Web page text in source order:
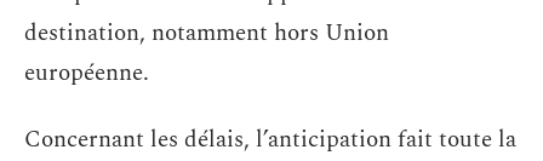
destination, notamment hors Union
européenne.
Concernant les délais, l’anticipation fait toute la